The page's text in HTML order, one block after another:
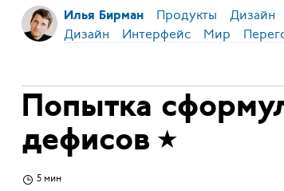
Илья Бирман Продукты Дизайн
Дизайн Интерфейс Мир
Попытка
дефисов
5 мин